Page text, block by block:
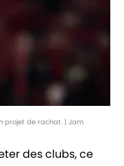
projet de rachat. | Jam
des clubs, ce